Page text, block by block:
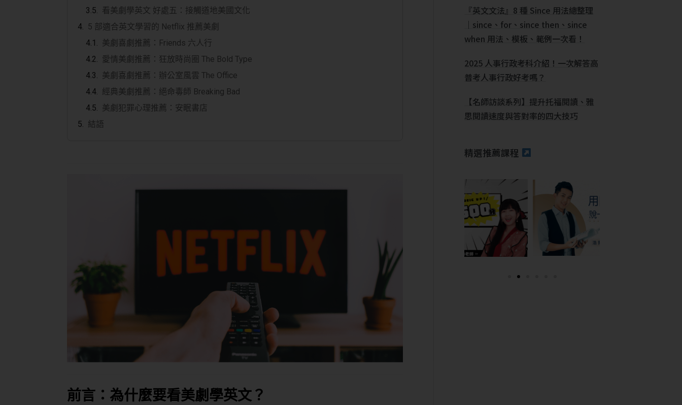
看美劇學英文 好處五：接觸道地美國文化
5 部適合英文學習的 Netflix 推薦美劇
美劇喜劇推薦：Friends 六人行
愛情美劇推薦：狂放時尚圈 The Bold Type
美劇喜劇推薦：辦公室風雲 The Office
經典美劇推薦：絕命毒師 Breaking Bad
美劇犯罪心理推薦：安眠書店
結語
前言：為什麼要看美劇學英文？
『英文文法』8 種 Since 用法總整理
｜since、for、since then、since
when 用法、模板、範例一次看！
2025 人事行政考科介紹！一次解答高
普考人事行政好考嗎？
【名師訪談系列】提升托福閱讀、雅
思閱讀速度與答對率的四大技巧
精選推薦課程